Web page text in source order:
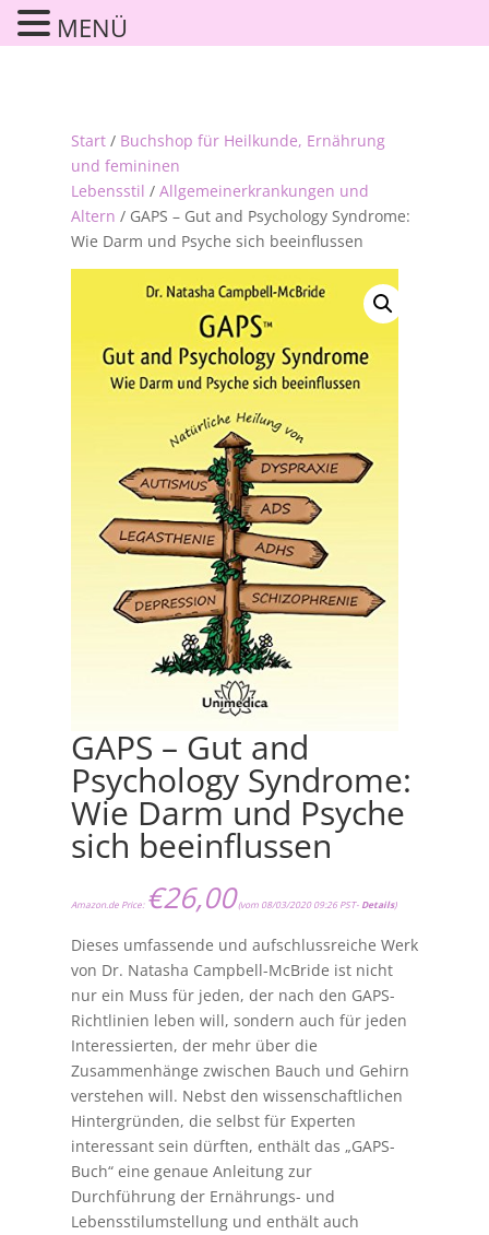
Start/ Buchshop für Heilkunde, Ernährung
und femininen
Lebensstil / Allgemeinerkrankungen und
Altern / GAPS – Gut and Psychology Syndrome:
Wie Darm und Psyche sich beeinflussen
GAPS – Gut and
Psychology Syndrome:
Wie Darm und Psyche
sich beeinflussen
Amazon.de Price: €26,00(vom 08/03/2020 09:26 PST- Details)
Dieses umfassende und aufschlussreiche Werk
von Dr. Natasha Campbell-McBride ist nicht
nur ein Muss für jeden, der nach den GAPS-
Richtlinien leben will, sondern auch für jeden
Interessierten, der mehr über die
Zusammenhänge zwischen Bauch und Gehirn
verstehen will. Nebst den wissenschaftlichen
Hintergründen, die selbst für Experten
interessant sein dürften, enthält das „GAPS-
Buch“ eine genaue Anleitung zur
Durchführung der Ernährungs- und
Lebensstilumstellung und enthält auch
MENÜ